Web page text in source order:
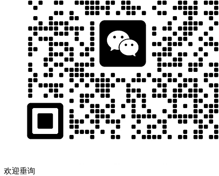
欢迎垂询